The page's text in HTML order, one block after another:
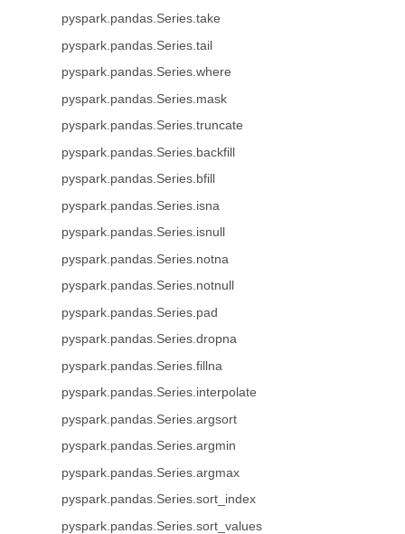
pyspark.pandas.Series.take
pyspark.pandas.Series.tail
pyspark.pandas.Series.where
pyspark.pandas.Series.mask
pyspark.pandas.Series.truncate
pyspark.pandas.Series.backfill
pyspark.pandas.Series.bfill
pyspark.pandas.Series.isna
pyspark.pandas.Series.isnull
pyspark.pandas.Series.notna
pyspark.pandas.Series.notnull
pyspark.pandas.Series.pad
pyspark.pandas.Series.dropna
pyspark.pandas.Series.fillna
pyspark.pandas.Series.interpolate
pyspark.pandas.Series.argsort
pyspark.pandas.Series.argmin
pyspark.pandas.Series.argmax
pyspark.pandas.Series.sort_index
pyspark.pandas.Series.sort_values